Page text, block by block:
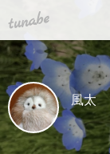
tuna.be
風太